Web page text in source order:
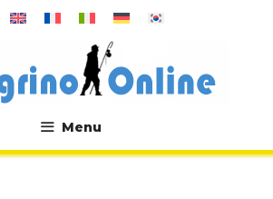
Menu